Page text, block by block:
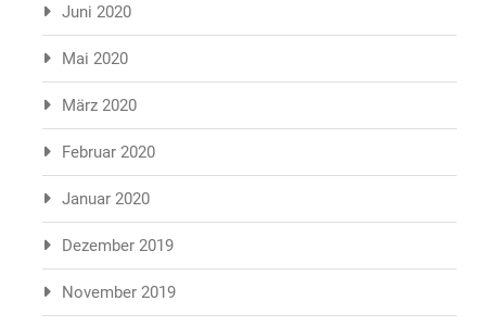
Juni 2020
Mai 2020
März 2020
Februar 2020
Januar 2020
Dezember 2019
November 2019